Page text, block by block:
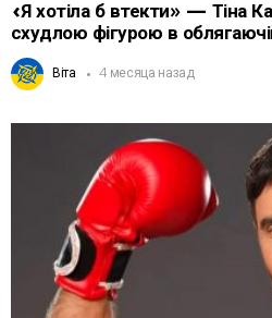
«Я хотіла б втекти» — Тіна
схудлою фігурою в
Віта 4 месяца назад